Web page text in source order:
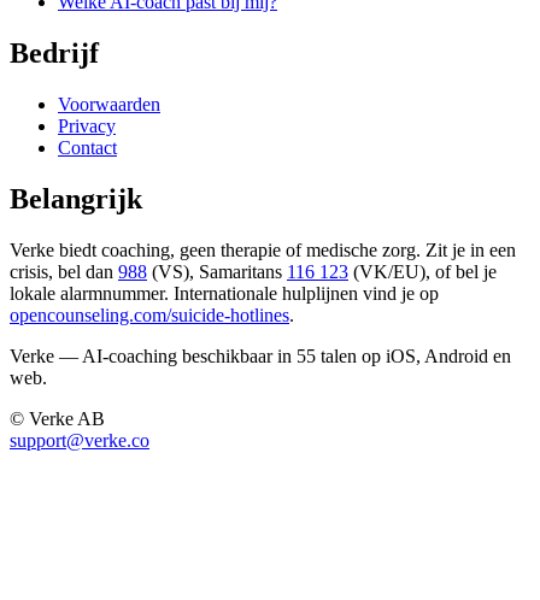
Bedrijf
Voorwaarden
Privacy
Contact
Belangrijk
Verke biedt coaching, geen therapie of medische zorg. Zit je in een
crisis, bel dan 988 (VS), Samaritans 116 123 (VK/EU), of bel je
lokale alarmnummer. Internationale hulplijnen vind je op
opencounseling.com/suicide-hotlines.
Verke — AI-coaching beschikbaar in 55 talen op iOS, Android en
web.
© Verke AB
support@verke.co